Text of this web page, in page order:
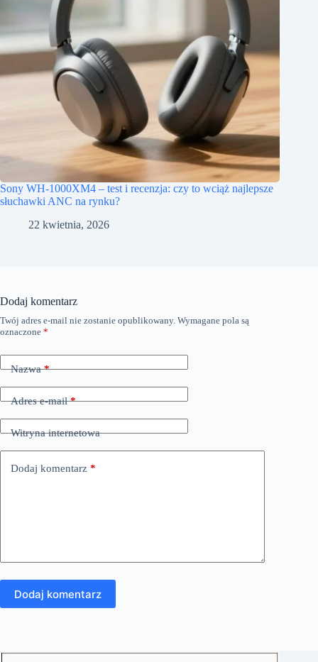
Sony WH-1000XM4 – test i recenzja: czy to wciąż najlepsze
słuchawki ANC na rynku?
22 kwietnia, 2026
Dodaj komentarz
Twój adres e-mail nie zostanie opublikowany. Wymagane pola są
oznaczone *
Nazwa*
Adres e-mail*
Witryna internetowa
Dodaj komentarz *
Dodaj komentarz